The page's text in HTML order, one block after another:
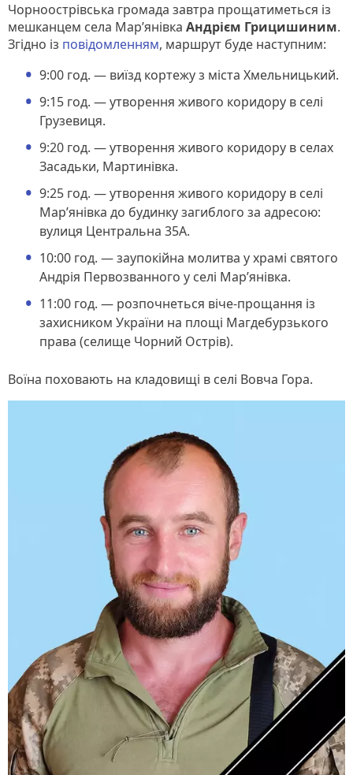
Чорноострівська громада завтра прощатиметься із
мешканцем села Мар’янівка Андрієм Грицишиним.
Згідно із повідомленням, маршрут буде наступним:
9:00 год. — виїзд кортежу з міста Хмельницький.
9:15 год. — утворення живого коридору в селі
Грузевиця.
9:20 год. — утворення живого коридору в селах
Засадьки, Мартинівка.
9:25 год. — утворення живого коридору в селі
Мар’янівка до будинку загиблого за адресою:
вулиця Центральна 35А.
10:00 год. — заупокійна молитва у храмі святого
Андрія Первозванного у селі Мар’янівка.
11:00 год. — розпочнеться віче-прощання із
захисником України на площі Магдебурзького
права (селище Чорний Острів).
Воїна поховають на кладовищі в селі Вовча Гора.